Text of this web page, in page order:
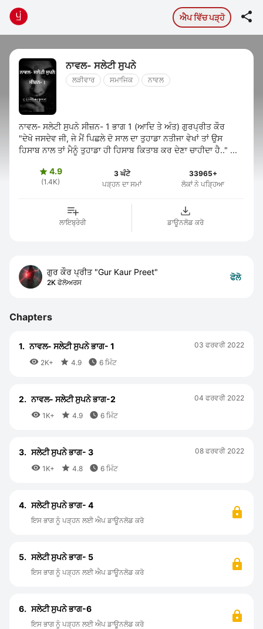
ਐਪ ਵਿੱਚ ਪੜ੍ਹੋ 
ਨਾਵਲ- ਸਲੇਟੀ ਸੁਪਨੇ
ਲੜੀਵਾਰ ਸਮਾਜਿਕ ਨਾਵਲ
ਨਾਵਲ- ਸਲੇਟੀ ਸੁਪਨੇ ਸੀਜ਼ਨ- 1 ਭਾਗ 1 (ਆਦਿ‌ ਤੇ ਅੰਤ) ਗੁਰਪ੍ਰੀਤ ਕੌਰ
"ਦੇਖੋ ਜਸਦੇਵ ਜੀ, ਜੇ ਮੈਂ ਪਿਛਲੇ ਦੋ ਸਾਲ ਦਾ ਤੁਹਾਡਾ ਨਤੀਜਾ ਵੇਖਾਂ ਤਾਂ ਉਸ
ਹਿਸਾਬ ਨਾਲ ਤਾਂ ਮੈਨੂੰ ਤੁਹਾਡਾ ਹੀ ਹਿਸਾਬ ਕਿਤਾਬ ਕਰ ਦੇਣਾ ਚਾਹੀਦਾ ਹੈ.." ...
4.9
(1.4K)
3 ਘੰਟੇ
ਪੜ੍ਹਨ ਦਾ ਸਮਾਂ
33965+
ਲੋਕਾਂ ਨੇ ਪੜ੍ਹਿਆ
ਲਾਇਬ੍ਰੇਰੀ ਡਾਊਨਲੋਡ ਕਰੋ
ਗੁਰ ਕੌਰ ਪ੍ਰੀਤ "Gur Kaur Preet"
2K ਫੋਲੋਅਰਸ
ਫੋਲੋ
Chapters
1. ਨਾਵਲ- ਸਲੇਟੀ ਸੁਪਨੇ ਭਾਗ- 1
 2K+  4.9  6 ਮਿੰਟ
03 ਫਰਵਰੀ 2022
2. ਨਾਵਲ- ਸਲੇਟੀ ਸੁਪਨੇ ਭਾਗ-2
 1K+  4.9  6 ਮਿੰਟ
04 ਫਰਵਰੀ 2022
3. ਸਲੇਟੀ ਸੁਪਨੇ ਭਾਗ- 3
 1K+  4.8  6 ਮਿੰਟ
08 ਫਰਵਰੀ 2022
4. ਸਲੇਟੀ ਸੁਪਨੇ ਭਾਗ- 4
ਇਸ ਭਾਗ ਨੂੰ ਪੜ੍ਹਨ ਲਈ ਐਪ ਡਾਊਨਲੋਡ ਕਰੋ
5. ਸਲੇਟੀ ਸੁਪਨੇ ਭਾਗ- 5
ਇਸ ਭਾਗ ਨੂੰ ਪੜ੍ਹਨ ਲਈ ਐਪ ਡਾਊਨਲੋਡ ਕਰੋ
6. ਸਲੇਟੀ ਸੁਪਨੇ ਭਾਗ-6
ਇਸ ਭਾਗ ਨੂੰ ਪੜ੍ਹਨ ਲਈ ਐਪ ਡਾਊਨਲੋਡ ਕਰੋ